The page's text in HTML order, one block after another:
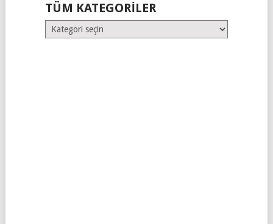
TÜM KATEGORILER
Tüm
Kategoriler